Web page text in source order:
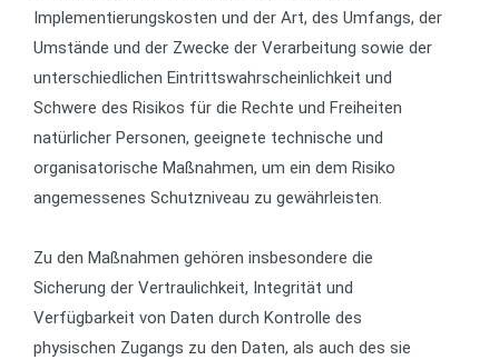
Implementierungskosten und der Art, des Umfangs, der
Umstände und der Zwecke der Verarbeitung sowie der
unterschiedlichen Eintrittswahrscheinlichkeit und
Schwere des Risikos für die Rechte und Freiheiten
natürlicher Personen, geeignete technische und
organisatorische Maßnahmen, um ein dem Risiko
angemessenes Schutzniveau zu gewährleisten.
Zu den Maßnahmen gehören insbesondere die
Sicherung der Vertraulichkeit, Integrität und
Verfügbarkeit von Daten durch Kontrolle des
physischen Zugangs zu den Daten, als auch des sie